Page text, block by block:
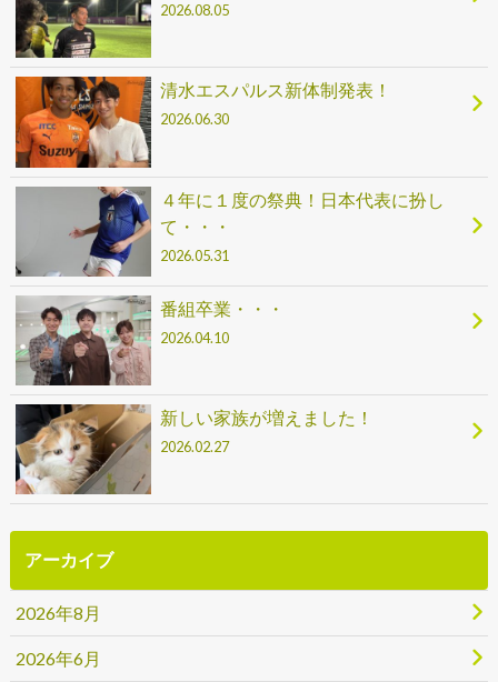
2026.08.05
清水エスパルス新体制発表！
2026.06.30
４年に１度の祭典！日本代表に扮し
て・・・
2026.05.31
番組卒業・・・
2026.04.10
新しい家族が増えました！
2026.02.27
アーカイブ
2026年8月
2026年6月